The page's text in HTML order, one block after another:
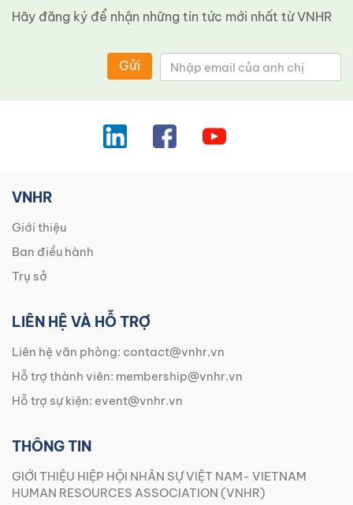
Hãy đăng ký để nhận những tin tức mới nhất từ ​​VNHR
Gửi
VNHR
Giới thiệu
Ban điều hành
Trụ sở
LIÊN HỆ VÀ HỖ TRỢ
Liên hệ văn phòng: contact@vnhr.vn
Hỗ trợ thành viên: membership@vnhr.vn
Hỗ trợ sự kiện: event@vnhr.vn
THÔNG TIN
GIỚI THIỆU HIỆP HỘI NHÂN SỰ VIỆT NAM- VIETNAM
HUMAN RESOURCES ASSOCIATION (VNHR)